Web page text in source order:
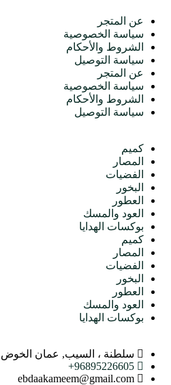
عن المتجر
سياسة الخصوصية
الشروط والأحكام
سياسة التوصيل
عن المتجر
سياسة الخصوصية
الشروط والأحكام
سياسة التوصيل
كميم
المصار
الفضيات
البخور
العطور
العود والمسك
بوكسات الهدايا
كميم
المصار
الفضيات
البخور
العطور
العود والمسك
بوكسات الهدايا
سلطنة ، السيب, عمان الخوض
96895226605+
ebdaakameem@gmail.com